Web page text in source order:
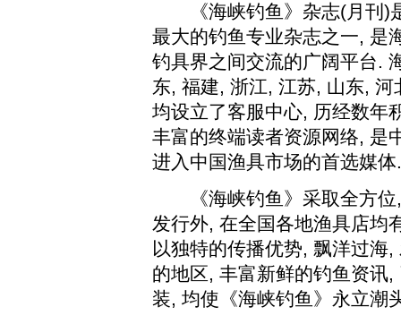
《海峡钓鱼》杂志(月刊 )
最大的钓鱼专业杂志之一, 是
钓具界之间交流的广阔平台.
东, 福建, 浙江, 江苏, 山东, 河
均设立了客服中心, 历经数年
丰富的终端读者资源网络, 是
进入中国渔具市场的首选媒体.
《海峡钓鱼》采取全方位
发行外, 在全国各地渔具店均
以独特的传播优势, 飘洋过海,
的地区, 丰富新鲜的钓鱼资讯,
装, 均使《海峡钓鱼》永立潮